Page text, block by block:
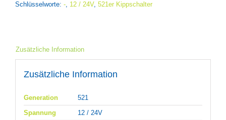
Schlüsselworte: -, 12 / 24V, 521er Kippschalter
Zusätzliche Information
Zusätzliche Information
Generation
521
Spannung
12 / 24V